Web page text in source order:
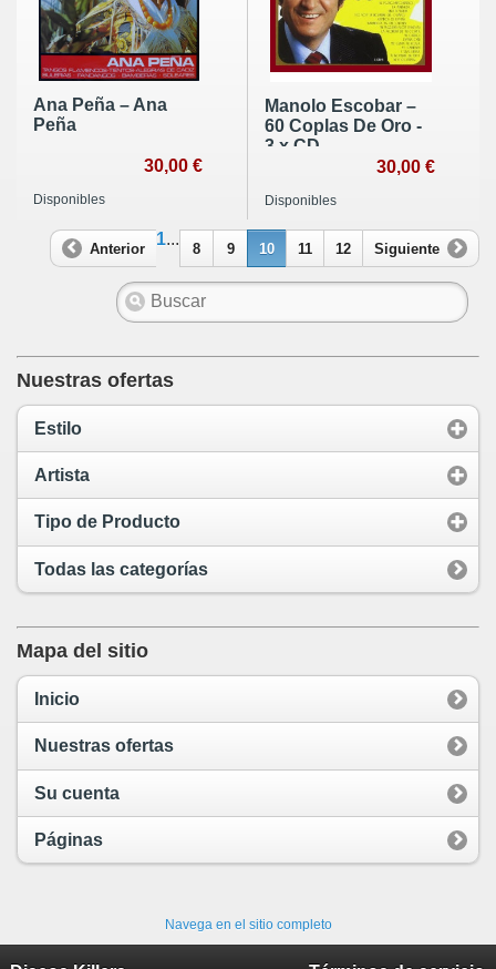
Ana Peña – Ana
Peña
30,00 €
Disponibles
Manolo Escobar –
60 Coplas De Oro -
3 x CD
30,00 €
Disponibles
Anterior
1...
8 9 10 11 12 Siguiente
Nuestras ofertas
Estilo
Artista
Tipo de Producto
Todas las categorías
Mapa del sitio
Inicio
Nuestras ofertas
Su cuenta
Páginas
Navega en el sitio completo